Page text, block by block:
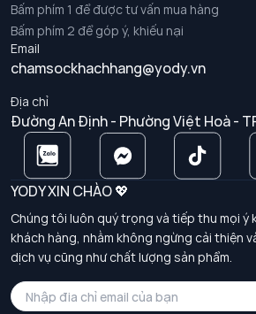
Bấm phím 1 để được tư vấn mua hàng
Bấm phím 2 để góp ý, khiếu nại
Email
chamsockhachhang@yody.vn
Địa chỉ
Đường An Định - Phường Việt Hoà -
YODY XIN CHÀO 💖
Chúng tôi luôn quý trọng và tiếp thu mọi ý
khách hàng, nhằm không ngừng cải thiện
dịch vụ cũng như chất lượng sản phẩm.